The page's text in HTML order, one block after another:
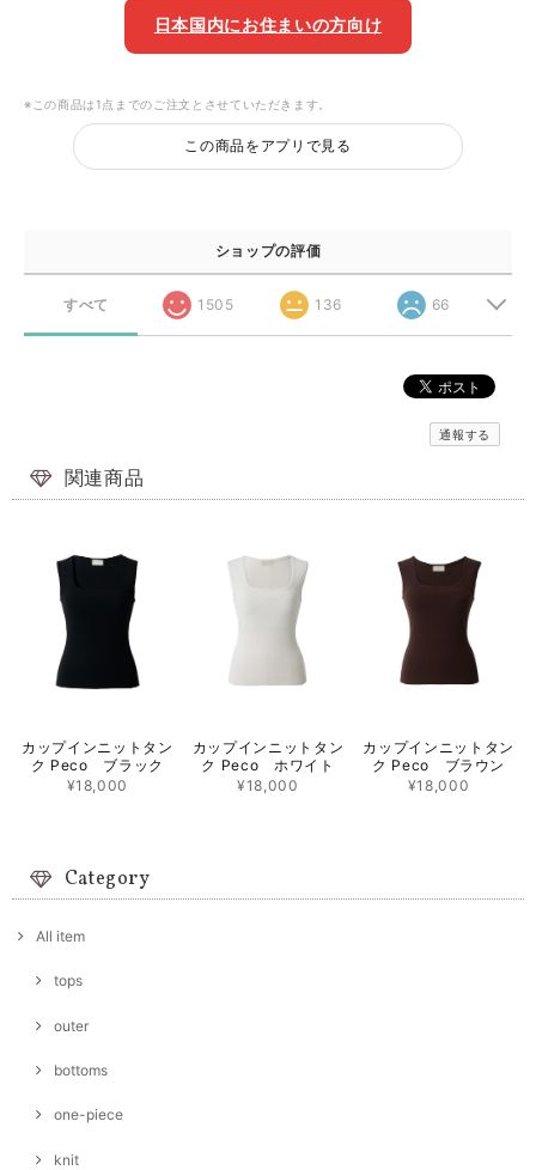
日本国内にお住まいの方向け
※この商品は1点までのご注文とさせていただきます。
この商品をアプリで見る
ショップの評価
すべて 1505 136 66
通報する
関連商品
カップインニットタン
ク Peco ブラック
¥18,000
カップインニットタン
ク Peco ホワイト
¥18,000
カップインニットタン
ク Peco ブラウン
¥18,000
Category
All item
tops
outer
bottoms
one-piece
knit